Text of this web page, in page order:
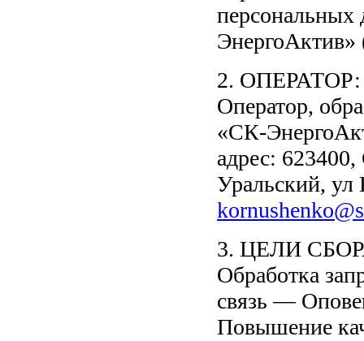
2. ОПЕРАТОР:
Оператор,
«СК-
адрес: 623400,
Уральский, ул
3. ЦЕЛИ
Обработка
связь —
Повышение